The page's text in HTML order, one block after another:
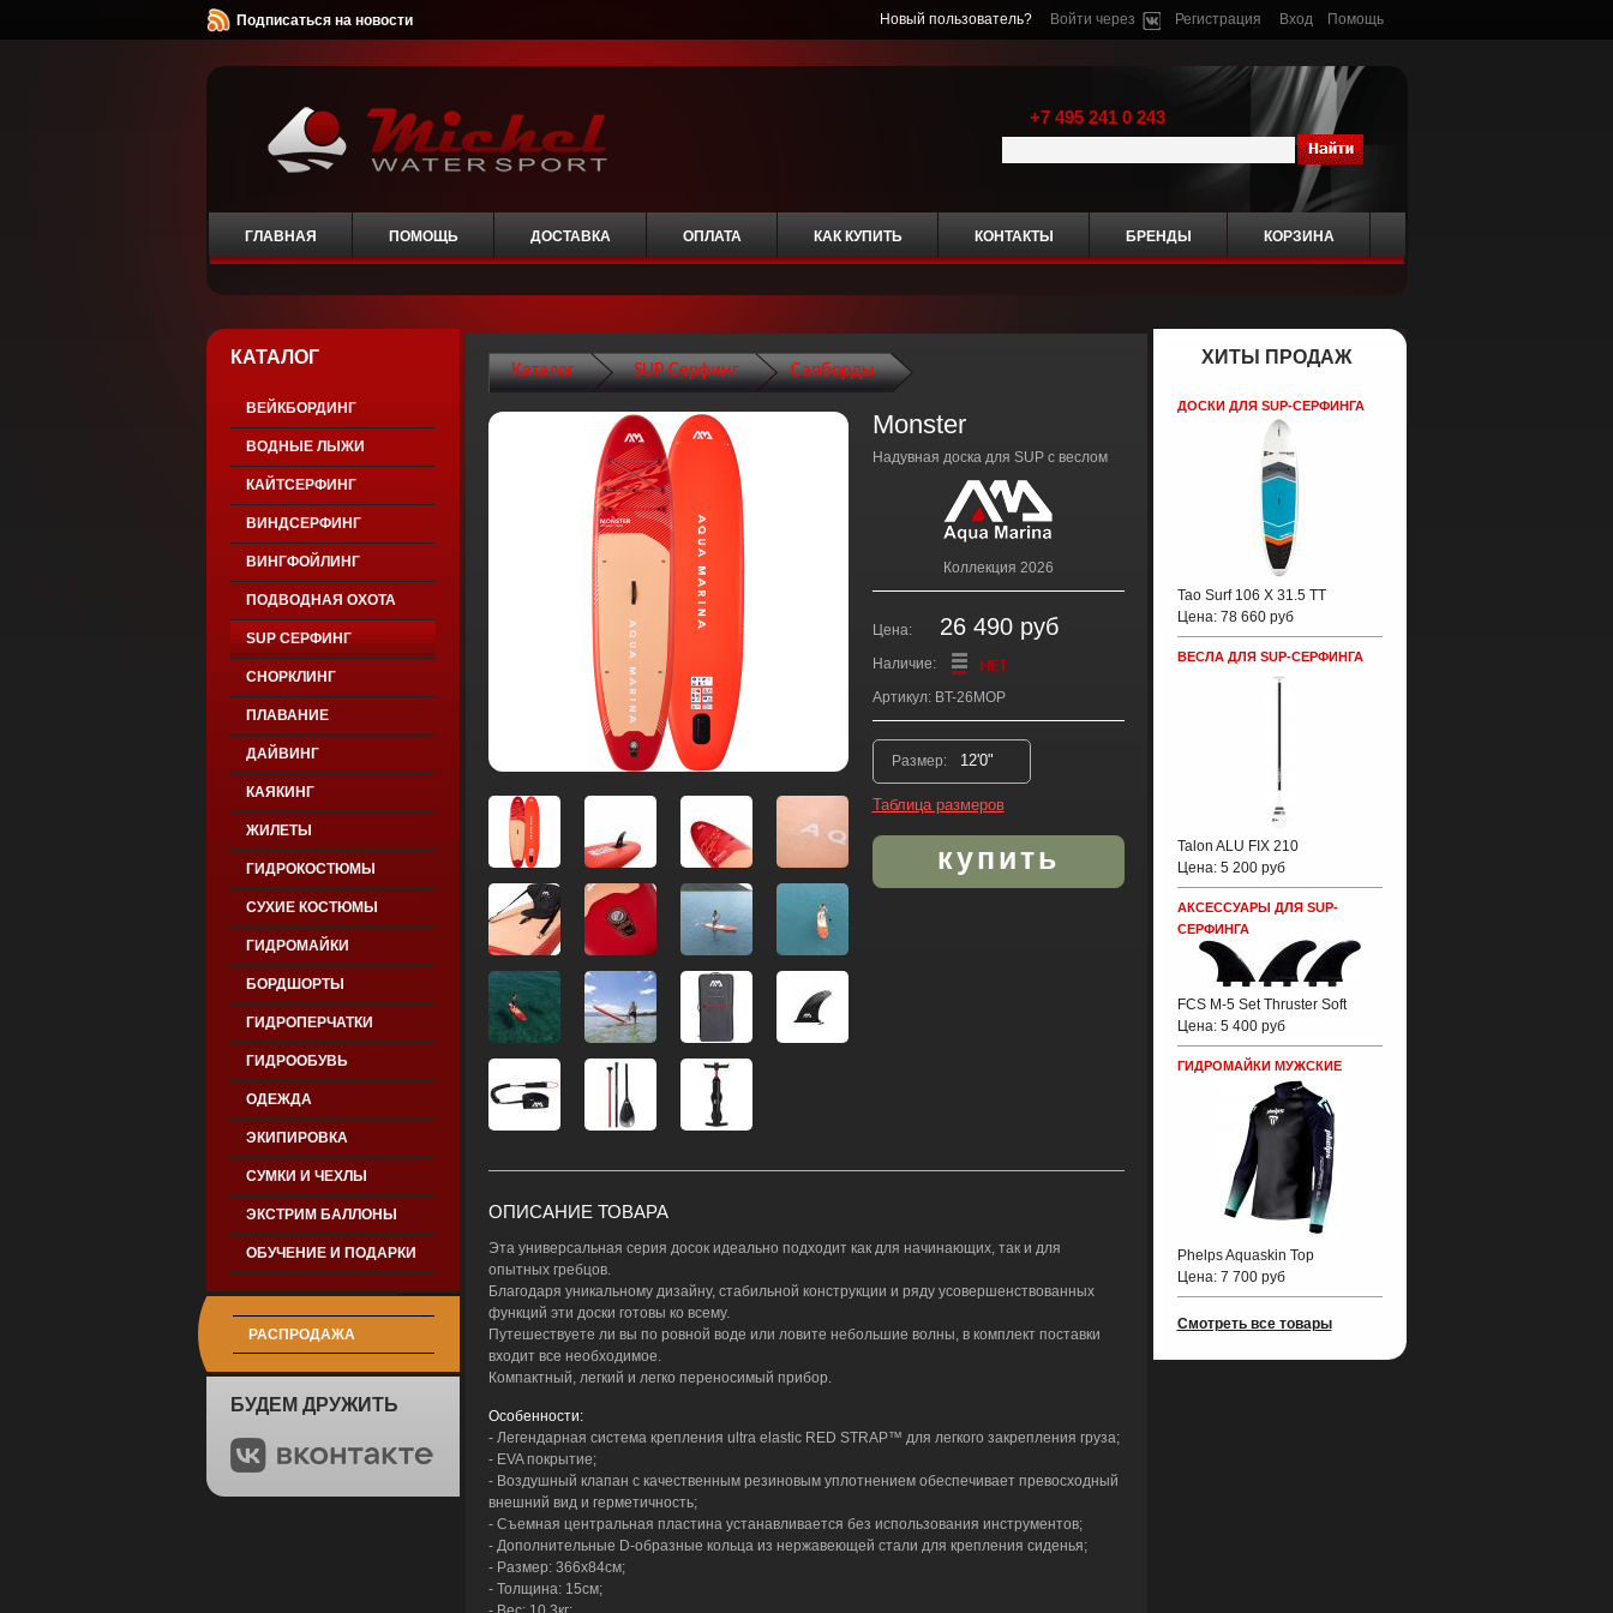
Подписаться на новости Новый пользователь? Войти через Регистрация Вход Помощь
+7 495 241 0 243
ГЛАВНАЯ ПОМОЩЬ ДОСТАВКА ОПЛАТА КАК КУПИТЬ КОНТАКТЫ БРЕНДЫ КОРЗИНА
КАТАЛОГ
ВЕЙКБОРДИНГ
ВОДНЫЕ ЛЫЖИ
КАЙТСЕРФИНГ
ВИНДСЕРФИНГ
ВИНГФОЙЛИНГ
ПОДВОДНАЯ ОХОТА
SUP СЕРФИНГ
СНОРКЛИНГ
ПЛАВАНИЕ
ДАЙВИНГ
КАЯКИНГ
ЖИЛЕТЫ
ГИДРОКОСТЮМЫ
СУХИЕ КОСТЮМЫ
ГИДРОМАЙКИ
БОРДШОРТЫ
ГИДРОПЕРЧАТКИ
ГИДРООБУВЬ
ОДЕЖДА
ЭКИПИРОВКА
СУМКИ И ЧЕХЛЫ
ЭКСТРИМ БАЛЛОНЫ
ОБУЧЕНИЕ И ПОДАРКИ
РАСПРОДАЖА
БУДЕМ ДРУЖИТЬ
ХИТЫ ПРОДАЖ
ДОСКИ ДЛЯ SUP-СЕРФИНГА
Tao Surf 106 X 31.5 TT
Цена: 78 660 руб
ВЕСЛА ДЛЯ SUP-СЕРФИНГА
Talon ALU FIX 210
Цена: 5 200 руб
АКСЕССУАРЫ ДЛЯ SUP-
СЕРФИНГА
FCS M-5 Set Thruster Soft
Цена: 5 400 руб
ГИДРОМАЙКИ МУЖСКИЕ
Phelps Aquaskin Top
Цена: 7 700 руб
Смотреть все товары
Каталог SUP Серфинг Сапборды
Monster
Надувная доска для SUP с веслом
Коллекция 2026
Цена: 26 490 руб
Наличие:
Артикул: BT-26MOP
Размер:
Таблица размеров
ОПИСАНИЕ ТОВАРА
Эта универсальная серия досок идеально подходит как для начинающих, так и для
опытных гребцов.
Благодаря уникальному дизайну, стабильной конструкции и ряду усовершенствованных
функций эти доски готовы ко всему.
Путешествуете ли вы по ровной воде или ловите небольшие волны, в комплект поставки
входит все необходимое.
Компактный, легкий и легко переносимый прибор.
Особенности:
- Легендарная система крепления ultra elastic RED STRAP™ для легкого закрепления груза;
- EVA покрытие;
- Воздушный клапан с качественным резиновым уплотнением обеспечивает превосходный
внешний вид и герметичность;
- Съемная центральная пластина устанавливается без использования инструментов;
- Дополнительные D-образные кольца из нержавеющей стали для крепления сиденья;
- Размер: 366х84см;
- Толщина: 15см;